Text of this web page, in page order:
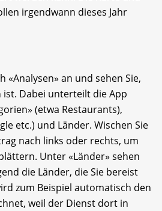
irgendwann dieses Jahr
«Analysen» an und sehen Sie,
ist. Dabei unterteilt die App
(etwa Restaurants),
etc.) und Länder. Wischen Sie
nach links oder rechts, um
Unter «Länder» sehen
die Länder, die Sie bereist
zum Beispiel automatisch den
weil der Dienst dort in